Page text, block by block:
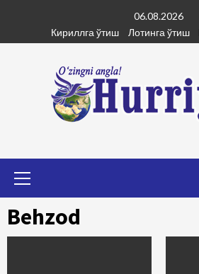
content
06.08.2026
Кириллга ўтиш
Лотинга ўтиш
Behzod